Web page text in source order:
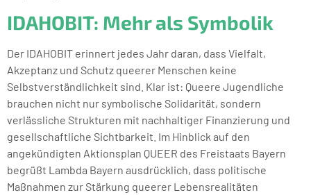
IDAHOBIT: Mehr als Symbolik
Der IDAHOBIT erinnert jedes Jahr daran, dass Vielfalt,
Akzeptanz und Schutz queerer Menschen keine
Selbstverständlichkeit sind. Klar ist: Queere Jugendliche
brauchen nicht nur symbolische Solidarität, sondern
verlässliche Strukturen mit nachhaltiger Finanzierung und
gesellschaftliche Sichtbarkeit. Im Hinblick auf den
angekündigten Aktionsplan QUEER des Freistaats Bayern
begrüßt Lambda Bayern ausdrücklich, dass politische
Maßnahmen zur Stärkung queerer Lebensrealitäten